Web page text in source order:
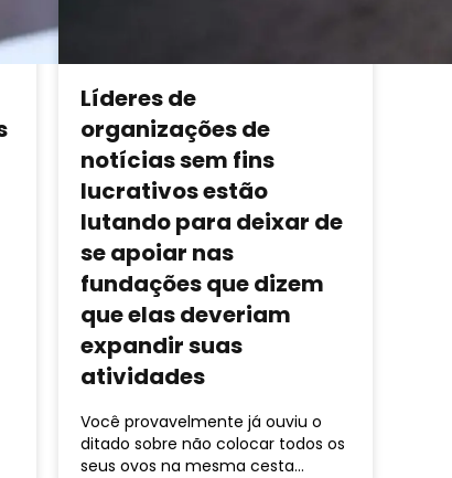
Líderes de
organizações de
notícias sem fins
lucrativos estão
lutando para deixar de
se apoiar nas
fundações que dizem
que elas deveriam
expandir suas
atividades
Você provavelmente já ouviu o
ditado sobre não colocar todos os
seus ovos na mesma cesta…